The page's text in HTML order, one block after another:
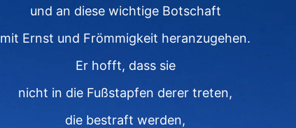
und an diese wichtige Botschaft
mit Ernst und Frömmigkeit heranzugehen.
Er hofft, dass sie
nicht in die Fußstapfen derer treten,
die bestraft werden,